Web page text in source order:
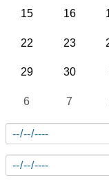
15 16
22 23
29 30
6 7